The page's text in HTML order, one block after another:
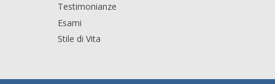
Testimonianze
Esami
Stile di Vita